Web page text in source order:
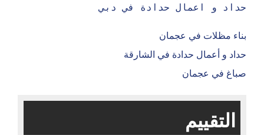
حداد و اعمال حدادة في دبي
بناء مظلات في عجمان
حداد و أعمال حدادة في الشارقة
صباغ في عجمان
التقييم